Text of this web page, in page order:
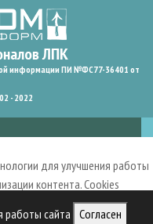
работы сайта Согласен
информации ПИ №ФС77-36401 от
- 2022
для улучшения работы
контента. Cookies